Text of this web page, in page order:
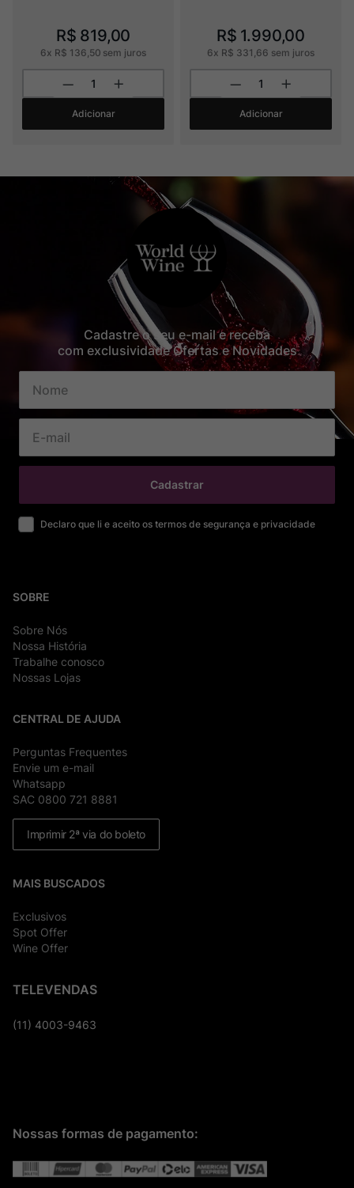
R$ 819,00
6x R$ 136,50 sem juros
Adicionar
R$ 1.990,00
6x R$ 331 ,66 sem juros
Adicionar
Cadastre o seu e-mail e receba
com exclusividade Ofertas e Novidades
Cadastrar
Declaro que li e aceito os termos de segurança e privacidade
SOBRE
Sobre Nós
Nossa História
Trabalhe conosco
Nossas Lojas
CENTRAL DE AJUDA
Perguntas Frequentes
Envie um e-mail
Whatsapp
SAC 0800 721 8881
Imprimir 2ª via do boleto
MAIS BUSCADOS
Exclusivos
Spot Offer
Wine Offer
TELEVENDAS
(11) 4003-9463
Nossas formas de pagamento: